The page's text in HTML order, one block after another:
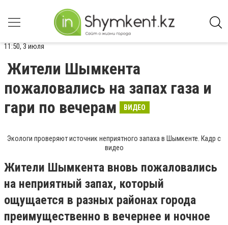
11:50, 3 июля
Жители Шымкента
пожаловались на запах газа и
гари по вечерам
ВИДЕО
Экологи проверяют источник неприятного запаха в Шымкенте. Кадр с
видео
Жители Шымкента вновь пожаловались
на неприятный запах, который
ощущается в разных районах города
преимущественно в вечернее и ночное